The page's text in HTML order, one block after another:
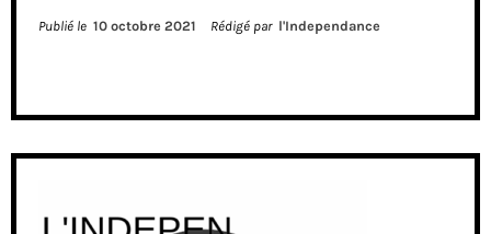
Publié le 10 octobre 2021 Rédigé par l'Independance